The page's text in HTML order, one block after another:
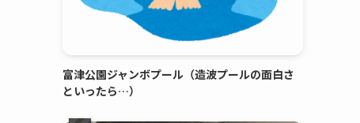
富津公園ジャンボプール（造波プールの面白さ
といったら…）